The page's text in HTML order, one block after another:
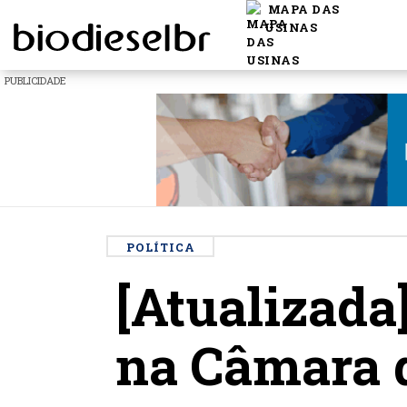
MAPA DAS
USINAS
PUBLICIDADE
POLÍTICA
na Câmara